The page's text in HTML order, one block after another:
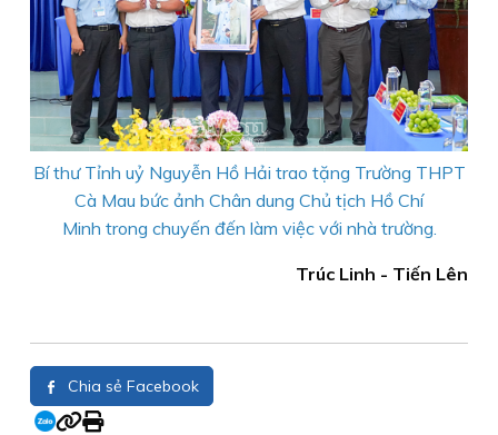
Bí thư Tỉnh uỷ Nguyễn Hồ Hải trao tặng Trường THPT
Cà Mau bức ảnh Chân dung Chủ tịch Hồ Chí
Minh trong chuyến đến làm việc với nhà trường.
Trúc Linh - Tiến Lên
Chia sẻ Facebook